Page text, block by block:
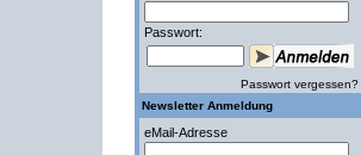
Passwort:
Passwort vergessen?
Newsletter Anmeldung
eMail-Adresse